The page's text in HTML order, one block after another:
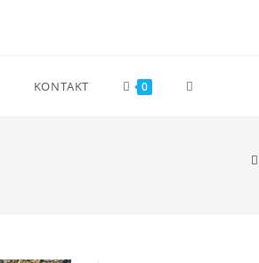
KONTAKT 0 Website-